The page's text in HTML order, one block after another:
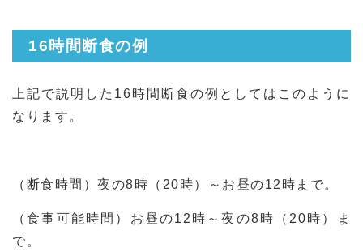
16時間断食の例
上記で説明した16時間断食の例としてはこのように
なります。
（断食時間）夜の8時（20時）～お昼の12時まで。
（食事可能時間）お昼の12時～夜の8時（20時）ま
で。